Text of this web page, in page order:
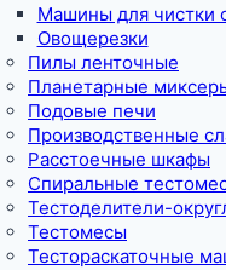
Машины для чистки
Овощерезки
Пилы ленточные
Планетарные
Подовые печи
Производственные
Расстоечные шкафы
Спиральные
Тестоделители-
Тестомесы
Тестораскаточные